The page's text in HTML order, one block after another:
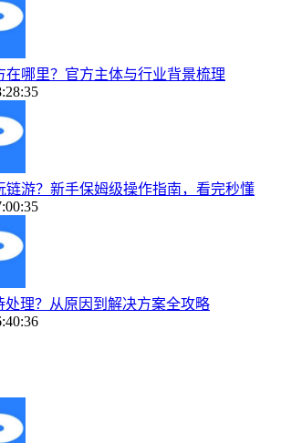
在哪里？官方主体与行业背景梳理
链游？新手保姆级操作指南，看完秒懂
处理？从原因到解决方案全攻略